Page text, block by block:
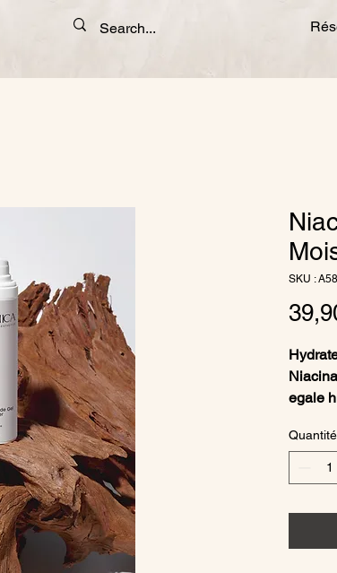
SKU :
egale
Deze
de
voor
Quantité